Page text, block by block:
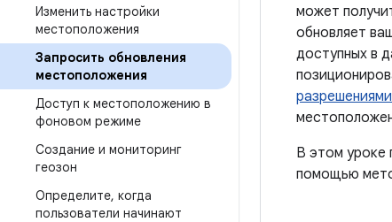
Изменить настройки
местоположения
Запросить обновления
местоположения
Доступ к местоположению в
фоновом режиме
Создание и мониторинг
геозон
Определите, когда
пользователи начинают
может
обновляет
доступных в
В этом уроке
помощью